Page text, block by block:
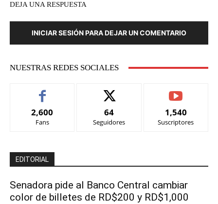
DEJA UNA RESPUESTA
INICIAR SESIÓN PARA DEJAR UN COMENTARIO
NUESTRAS REDES SOCIALES
2,600
Fans
64
Seguidores
1,540
Suscriptores
EDITORIAL
Senadora pide al Banco Central cambiar
color de billetes de RD$200 y RD$1,000